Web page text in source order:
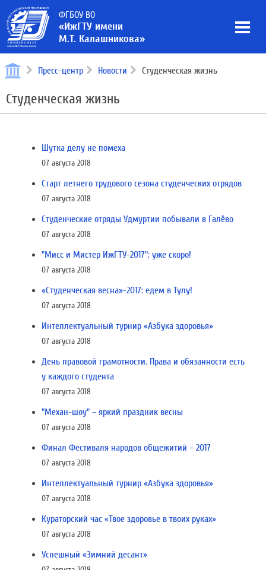
ФГБОУ ВО
«ИжГТУ имени
М.Т. Калашникова»
Пресс-центр Новости Студенческая жизнь
Студенческая жизнь
Шутка делу не помеха
07 августа 2018
Старт летнего трудового сезона студенческих отрядов
07 августа 2018
Студенческие отряды Удмуртии побывали в Галёво
07 августа 2018
"Мисс и Мистер ИжГТУ-2017": уже скоро!
07 августа 2018
«Студенческая весна»-2017: едем в Тулу!
07 августа 2018
Интеллектуальный турнир «Азбука здоровья»
07 августа 2018
День правовой грамотности. Права и обязанности есть
у каждого студента
07 августа 2018
"Механ-шоу" – яркий праздник весны
07 августа 2018
Финал Фестиваля народов общежитий – 2017
07 августа 2018
Интеллектуальный турнир «Азбука здоровья»
07 августа 2018
Кураторский час «Твое здоровье в твоих руках»
07 августа 2018
Успешный «Зимний десант»